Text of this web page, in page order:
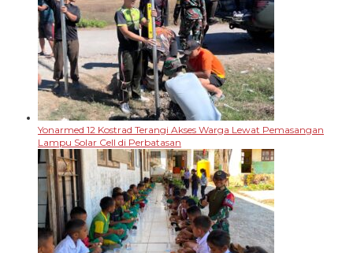
Yonarmed 12 Kostrad Terangi Akses Warga Lewat Pemasangan
Lampu Solar Cell di Perbatasan